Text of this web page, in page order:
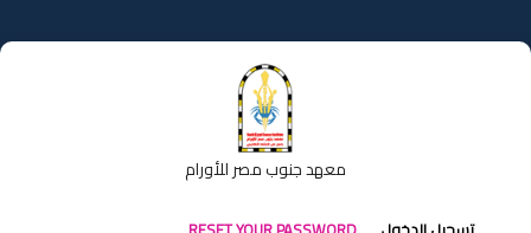
إلى
المحتوى
معهد جنوب مصر للأورام